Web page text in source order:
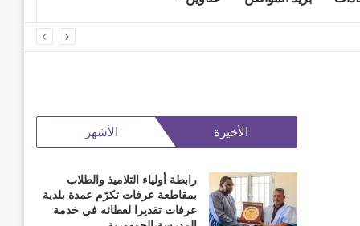
الأخيرة الأشهر
رابطة أولياء التلاميذ والطلاب
بمقاطعة عرفات تكرّم عمدة بلدية
عرفات تقديرا لعطائه في خدمة